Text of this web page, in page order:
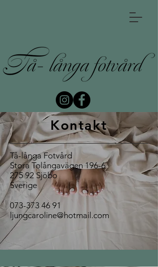
Kontakt
Tå-långa Fotvård
Stora Tolångavägen 196-6
275 92 Sjöbo
Sverige
073-373 46 91
ljungcaroline@hotmail.com